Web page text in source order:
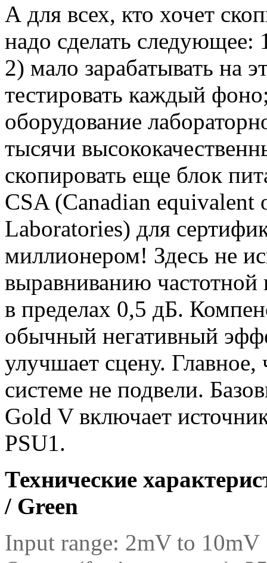
А для всех, кто хочет
надо сделать следующее:
2) мало зарабатывать на
тестировать каждый
оборудование
тысячи
скопировать еще блок
CSA (Canadian
Laboratories) для
миллионером! Здесь не
выравниванию
в пределах 0,5 дБ.
обычный негативный
улучшает сцену.
системе не подвели.
Gold V включает
PSU1.
Технические
/ Green
Input range: 2mV to 10mV